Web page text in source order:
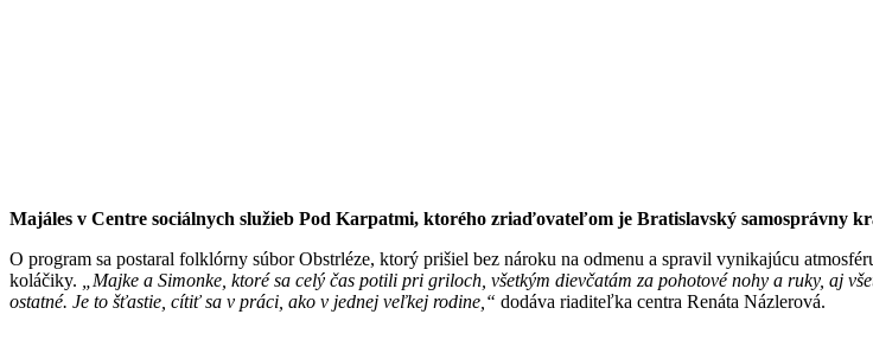
Majáles v Centre sociálnych služieb Pod Karpatmi, ktorého zriaďovateľom je Bratislavský samosprávny
O program sa postaral folklórny súbor Obstrléze, ktorý prišiel bez nároku na odmenu a spravil vynikajúcu
koláčiky.
„Majke a Simonke, ktoré sa celý čas potili pri griloch, všetkým dievčatám za pohotové nohy a ruky, aj
ostatné. Je to šťastie, cítiť sa v práci, ako v jednej veľkej rodine,“ dodáva riaditeľka centra Renáta Názlerová.